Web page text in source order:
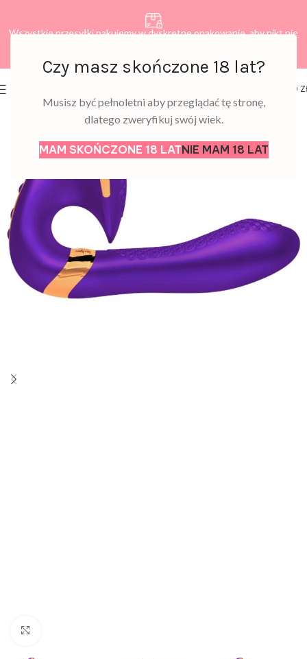
Czy masz skończone 18 lat?
Musisz być pełnoletni aby przeglądać tę stronę,
dlatego zweryfikuj swój wiek.
MAM SKOŃCZONE 18 LATNIE MAM 18 LAT
Wszystkie przesyłki pakujemy w dyskretne opakowanie, aby nikt nie
0,00